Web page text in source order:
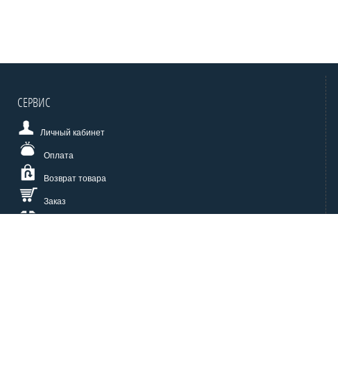
СЕРВИС
Личный кабинет
Оплата
Возврат товара
Заказ